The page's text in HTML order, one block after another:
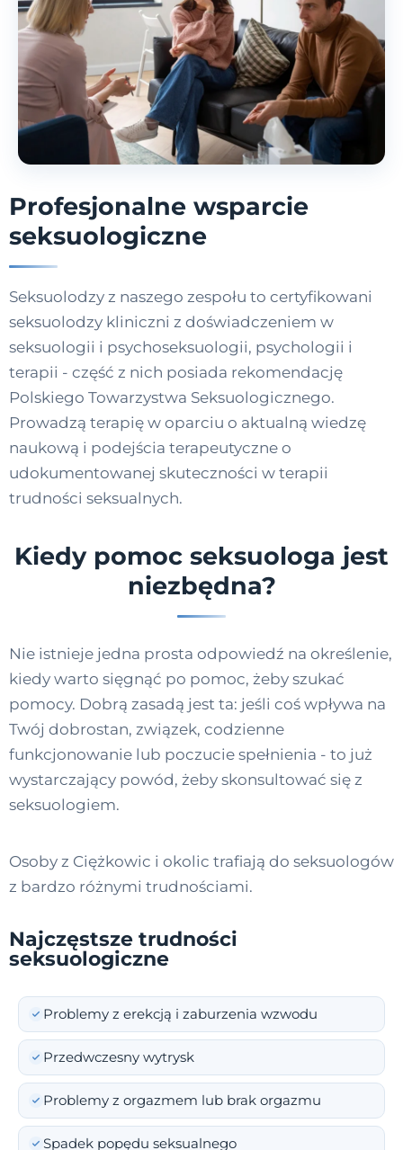
Profesjonalne wsparcie
seksuologiczne
Seksuolodzy z naszego zespołu to certyfikowani
seksuolodzy kliniczni z doświadczeniem w
seksuologii i psychoseksuologii, psychologii i
terapii - część z nich posiada rekomendację
Polskiego Towarzystwa Seksuologicznego.
Prowadzą terapię w oparciu o aktualną wiedzę
naukową i podejścia terapeutyczne o
udokumentowanej skuteczności w terapii
trudności seksualnych.
Kiedy pomoc seksuologa jest
niezbędna?
Nie istnieje jedna prosta odpowiedź na określenie,
kiedy warto sięgnąć po pomoc, żeby szukać
pomocy. Dobrą zasadą jest ta: jeśli coś wpływa na
Twój dobrostan, związek, codzienne
funkcjonowanie lub poczucie spełnienia - to już
wystarczający powód, żeby skonsultować się z
seksuologiem.
Osoby z Ciężkowic i okolic trafiają do seksuologów
z bardzo różnymi trudnościami.
Najczęstsze trudności
seksuologiczne
Problemy z erekcją i zaburzenia wzwodu
Przedwczesny wytrysk
Problemy z orgazmem lub brak orgazmu
Spadek popędu seksualnego